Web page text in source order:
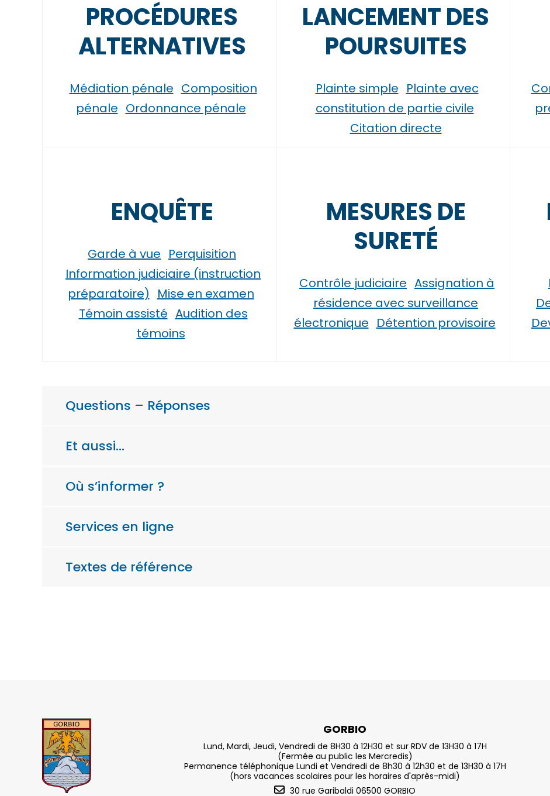
PROCÉDURES
ALTERNATIVES
Médiation pénale Composition
pénale Ordonnance pénale
LANCEMENT DES
POURSUITES
Plainte simple Plainte avec
constitution de partie civile
Citation directe
ENQUÊTE
Garde à vue Perquisition
Information judiciaire (instruction
préparatoire)
Mise en examen
Témoin assisté Audition des
témoins
MESURES DE
SURETÉ
Contrôle judiciaire Assignation à
résidence avec surveillance
électronique Détention provisoire
Questions – Réponses
Et aussi…
Où s’informer ?
Services en ligne
Textes de référence
GORBIO
Lund, Mardi, Jeudi, Vendredi de 8H30 à 12H30 et sur RDV de 13H30 à 17H
(Fermée au public les Mercredis)
Permanence téléphonique Lundi et Vendredi de 8h30 à 12h30 et de 13H30 à 17H
(hors vacances scolaires pour les horaires d'après-midi)
30 rue Garibaldi 06500 GORBIO